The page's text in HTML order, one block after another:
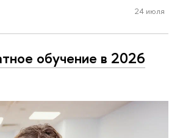
24 июля
обучение в 2026